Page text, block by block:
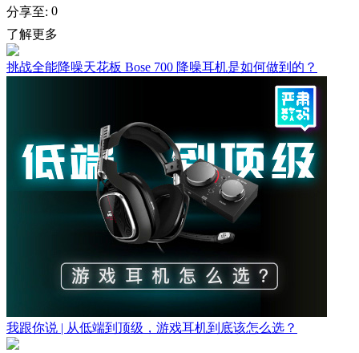
分享至: 0
了解更多
挑战全能降噪天花板 Bose 700 降噪耳机是如何做到的？
我跟你说 | 从低端到顶级，游戏耳机到底该怎么选？